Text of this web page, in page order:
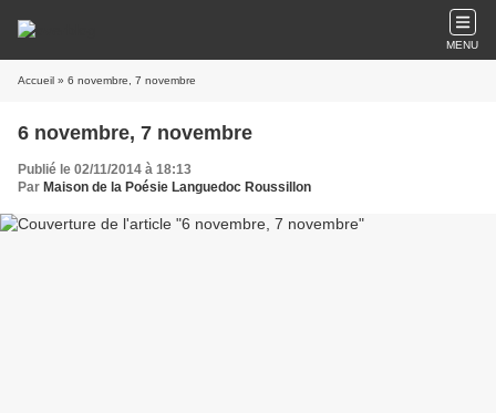
MENU
Accueil » 6 novembre, 7 novembre
6 novembre, 7 novembre
Publié le 02/11/2014 à 18:13
Par Maison de la Poésie Languedoc Roussillon